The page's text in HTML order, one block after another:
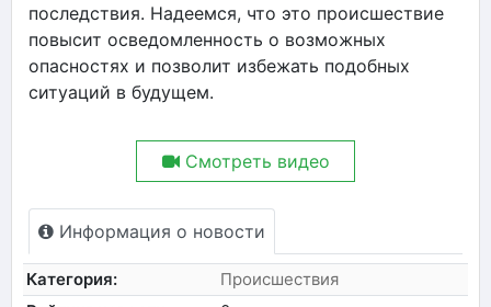
последствия. Надеемся, что это происшествие
повысит осведомленность о возможных
опасностях и позволит избежать подобных
ситуаций в будущем.
Смотреть видео
Информация о новости
Категория:
Происшествия